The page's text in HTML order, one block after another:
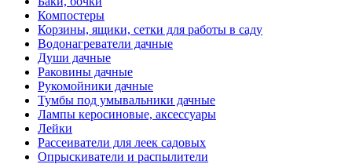
Компостеры
Корзины, ящики, сетки для работы в саду
Водонагреватели дачные
Души дачные
Раковины дачные
Рукомойники дачные
Тумбы под умывальники дачные
Лампы керосиновые, аксессуары
Лейки
Рассеиватели для леек садовых
Опрыскиватели и распылители